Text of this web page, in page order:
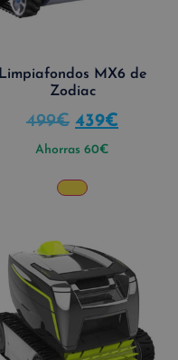
Limpiafondos MX6 de
Zodiac
499€ 439€
Ahorras 60€